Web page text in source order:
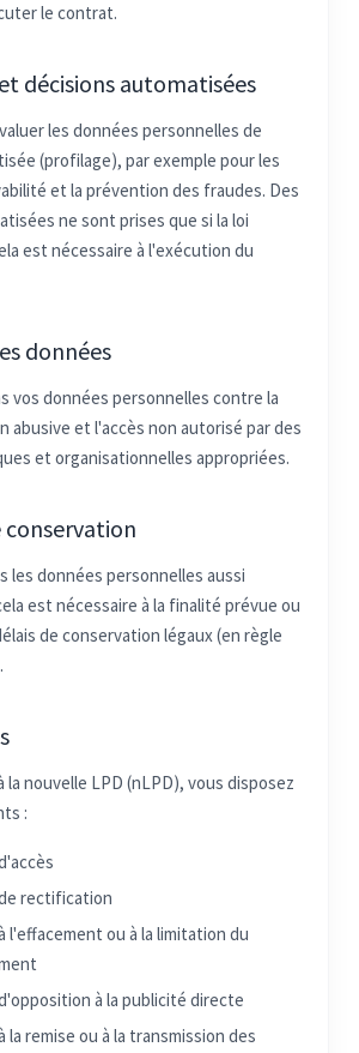
le contrat.
décisions automatisées
les données personnelles de
(profilage), par exemple pour les
et la prévention des fraudes. Des
ne sont prises que si la loi
est nécessaire à l'exécution du
données
vos données personnelles contre la
abusive et l'accès non autorisé par des
et organisationnelles appropriées.
conservation
les données personnelles aussi
est nécessaire à la finalité prévue ou
de conservation légaux (en règle
nouvelle LPD (nLPD), vous disposez
:
rectification
l'effacement ou à la limitation du
à la publicité directe
la remise ou à la transmission des